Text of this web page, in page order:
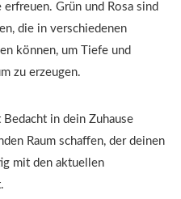
Grün und Rosa sind
die in verschiedenen
können, um Tiefe und
zu erzeugen.
in dein Zuhause
Raum schaffen, der deinen
mit den aktuellen